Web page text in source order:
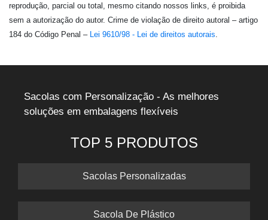
reprodução, parcial ou total, mesmo citando nossos links, é proibida
sem a autorização do autor. Crime de violação de direito autoral – artigo
184 do Código Penal –
Lei 9610/98 - Lei de direitos autorais
Sacolas com Personalização - As melhores
soluções em embalagens flexíveis
TOP 5 PRODUTOS
Sacolas Personalizadas
Sacola De Plástico